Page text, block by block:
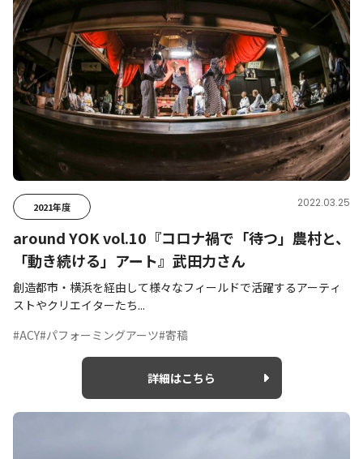
2021年度 2022.03.25
around YOK vol.10『コロナ禍で「待つ」農村と、
「動き続ける」アート』武田力さん
創造都市・横浜を経由して様々なフィールドで活躍するアーティ
ストやクリエイターたち...
#ACY#パフォーミングアーツ#寄稿
詳細はこちら